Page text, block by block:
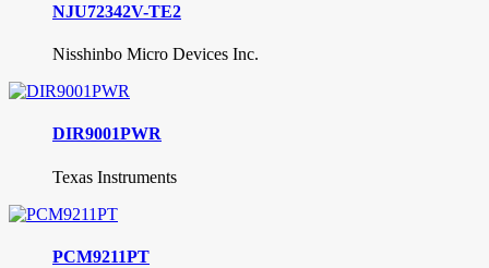
NJU72342V-TE2
Nisshinbo Micro Devices Inc.
DIR9001PWR
Texas Instruments
PCM9211PT